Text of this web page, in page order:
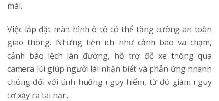
mái.
Việc lắp đặt màn hình ô tô có thể tăng cường an toàn
giao thông. Những tiện ích như cảnh báo va chạm,
cảnh báo lệch làn đường, hỗ trợ đỗ xe thông qua
camera lùi giúp người lái nhận biết và phản ứng nhanh
chóng đối với tình huống nguy hiểm, từ đó giảm nguy
cơ xảy ra tai nạn.